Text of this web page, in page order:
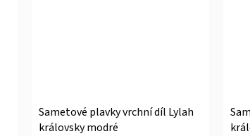
Sametové plavky vrchní díl Lylah
královsky modré